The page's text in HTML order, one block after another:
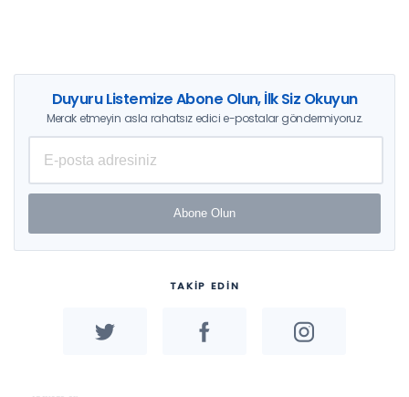
Duyuru Listemize Abone Olun, İlk Siz Okuyun
Merak etmeyin asla rahatsız edici e-postalar göndermiyoruz.
Abone Olun
TAKİP EDİN